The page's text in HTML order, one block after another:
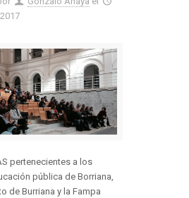
pertenecientes a los
pública de Borriana,
de Burriana y la Fampa